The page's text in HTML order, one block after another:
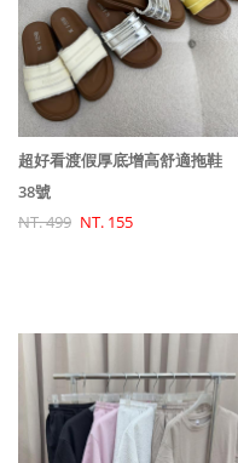
超好看渡假厚底增高舒適拖鞋
38號
NT. 499 NT. 155